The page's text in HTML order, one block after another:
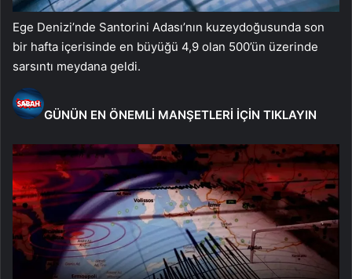
Ege Denizi’nde Santorini Adası’nın kuzeydoğusunda son
bir hafta içerisinde en büyüğü 4,9 olan 500’ün üzerinde
sarsıntı meydana geldi.
GÜNÜN EN ÖNEMLİ MANŞETLERİ İÇİN TIKLAYIN